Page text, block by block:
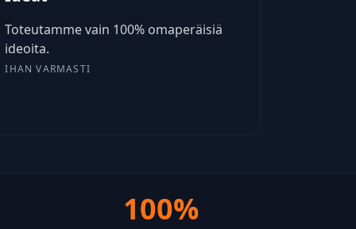
Toteutamme vain 100% omaperäisiä
ideoita.
IHAN VARMASTI
100%